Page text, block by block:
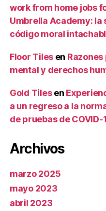
work from home jobs
Umbrella Academy: la
código moral
Floor Tiles en
mental y derechos
Gold Tilesen
a un regreso a la
de pruebas de COVID-
Archivos
marzo 2025
mayo 2023
abril 2023